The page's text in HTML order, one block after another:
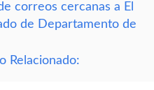
correos cercanas a El
de Departamento de
Relacionado: